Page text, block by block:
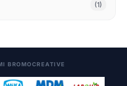
(1)
BROMOCREATIVE